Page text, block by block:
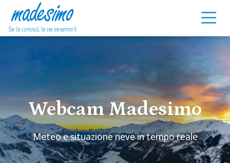
Vai al contenuto
Webcam Madesimo
Meteo e situazione neve in tempo reale